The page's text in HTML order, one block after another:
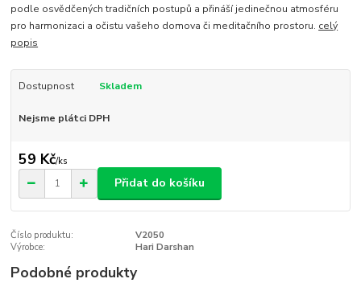
podle osvědčených tradičních postupů a přináší jedinečnou atmosféru
pro harmonizaci a očistu vašeho domova či meditačního prostoru. celý
popis
Dostupnost Skladem
Nejsme plátci DPH
59 Kč/ks
Přidat do košíku
Číslo produktu:
V2050
Výrobce:
Hari Darshan
Podobné produkty